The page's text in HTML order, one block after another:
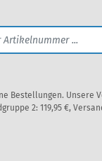
Unsere
2: 119,95 €,